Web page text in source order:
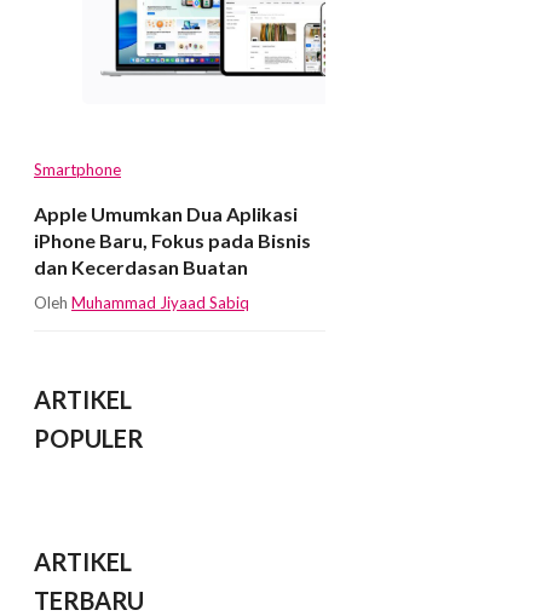
Smartphone
Apple Umumkan Dua Aplikasi
iPhone Baru, Fokus pada Bisnis
dan Kecerdasan Buatan
Oleh Muhammad Jiyaad Sabiq
ARTIKEL
POPULER
ARTIKEL
TERBARU